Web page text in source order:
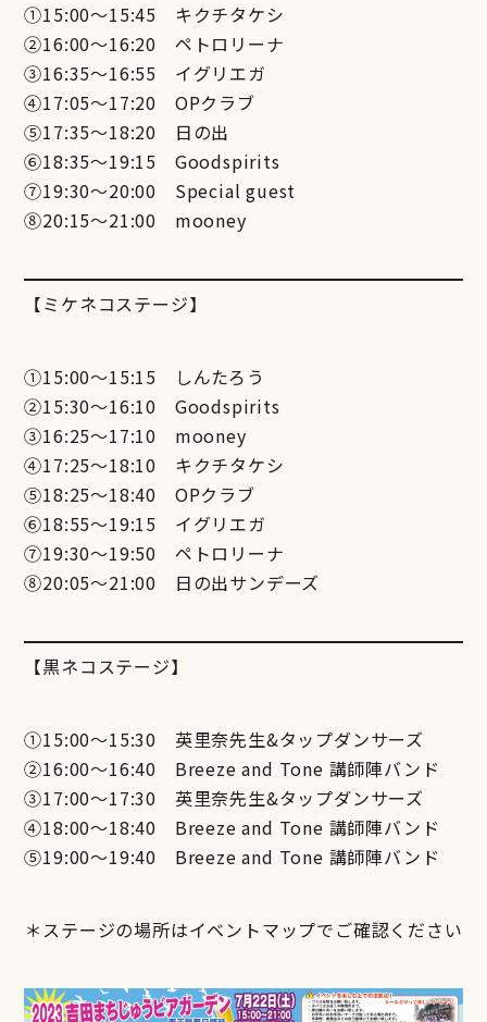
①15:00～15:45 キクチタケシ
②16:00～16:20 ペトロリーナ
③16:35～16:55 イグリエガ
④17:05～17:20 OPクラブ
⑤17:35～18:20 日の出
⑥18:35～19:15 Goodspirits
⑦19:30～20:00 Special guest
⑧20:15～21:00 mooney
【ミケネコステージ】
①15:00～15:15 しんたろう
②15:30～16:10 Goodspirits
③16:25～17:10 mooney
④17:25～18:10 キクチタケシ
⑤18:25～18:40 OPクラブ
⑥18:55～19:15 イグリエガ
⑦19:30～19:50 ペトロリーナ
⑧20:05～21:00 日の出サンデーズ
【黒ネコステージ】
①15:00〜15:30 英里奈先生&タップダンサーズ
②16:00〜16:40 Breeze and Tone 講師陣バンド
③17:00〜17:30 英里奈先生&タップダンサーズ
④18:00〜18:40 Breeze and Tone 講師陣バンド
⑤19:00〜19:40 Breeze and Tone 講師陣バンド
＊ステージの場所はイベントマップでご確認ください